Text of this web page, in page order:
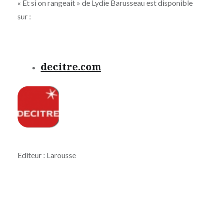
« Et si on rangeait » de Lydie Barusseau est disponible
sur :
decitre.com
Editeur : Larousse